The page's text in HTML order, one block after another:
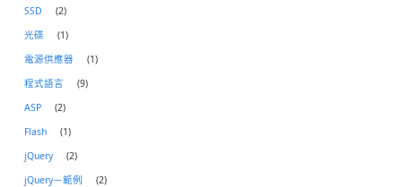
SSD
(2)
光碟
(1)
電源供應器
(1)
程式語言
(9)
ASP
(2)
Flash
(1)
jQuery
(2)
jQuery－範例
(2)